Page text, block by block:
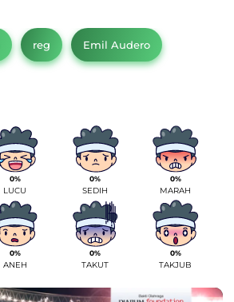
reg Emil Audero
0%
LUCU
0%
SEDIH
0%
MARAH
0%
ANEH
0%
TAKUT
0%
TAKJUB